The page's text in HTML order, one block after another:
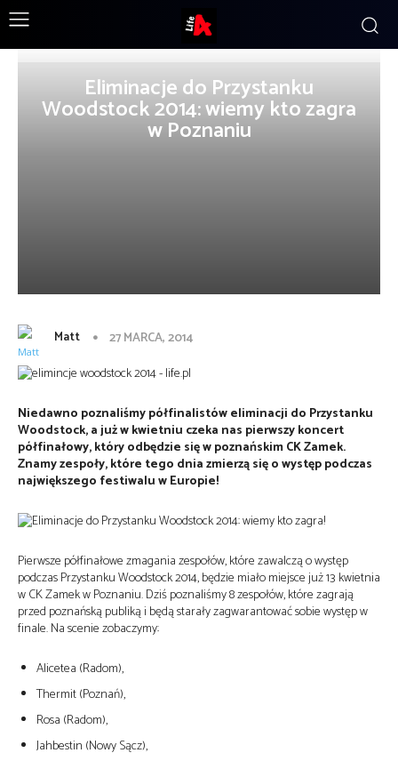
Eliminacje do Przystanku
Woodstock 2014: wiemy kto zagra
w Poznaniu
Matt 27 MARCA, 2014
Niedawno poznaliśmy półfinalistów eliminacji do Przystanku
Woodstock, a już w kwietniu czeka nas pierwszy koncert
półfinałowy, który odbędzie się w poznańskim CK Zamek.
Znamy zespoły, które tego dnia zmierzą się o występ podczas
największego festiwalu w Europie!
Pierwsze półfinałowe zmagania zespołów, które zawalczą o występ
podczas Przystanku Woodstock 2014, będzie miało miejsce już 13 kwietnia
w CK Zamek w Poznaniu. Dziś poznaliśmy 8 zespołów, które zagrają
przed poznańską publiką i będą starały zagwarantować sobie występ w
finale. Na scenie zobaczymy:
Alicetea (Radom),
Thermit (Poznań),
Rosa (Radom),
Jahbestin (Nowy Sącz),